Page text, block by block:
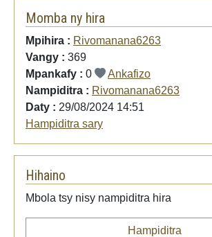
Momba ny hira
Mpihira : Rivomanana6263
Vangy : 369
Mpankafy : 0
Ankafizo
Nampiditra : Rivomanana6263
Daty : 29/08/2024 14:51
Hampiditra sary
Hihaino
Mbola tsy nisy nampiditra hira
Hampiditra